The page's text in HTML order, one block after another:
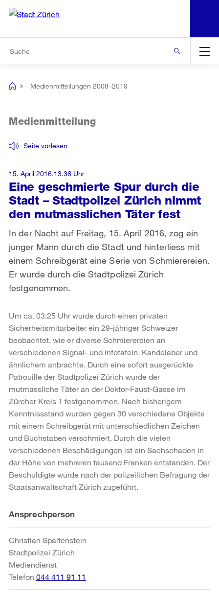
Navigation
[no
Medienmitteilungen 2008–2019
Eine geschmierte Spur durch die
Stadt – Stadtpolizei Zürich nimmt
den mutmasslichen Täter fest
Seite vorlesen
Medienmitteilung
In der Nacht auf Freitag, 15. April 2016, zog ein
junger Mann durch die Stadt und hinterliess mit
einem Schreibgerät eine Serie von Schmierereien.
Er wurde durch die Stadtpolizei Zürich
festgenommen.
15. April 2016,13.36 Uhr
Um ca. 03:25 Uhr wurde durch einen privaten
Sicherheitsmitarbeiter ein 29-jähriger Schweizer
beobachtet, wie er diverse Schmierereien an
verschiedenen Signal- und Infotafeln, Kandelaber und
ähnlichem anbrachte. Durch eine sofort ausgerückte
Patrouille der Stadtpolizei Zürich wurde der
mutmassliche Täter an der Doktor-Faust-Gasse im
Zürcher Kreis 1 festgenommen. Nach bisherigem
Kenntnissstand wurden gegen 30 verschiedene Objekte
mit einem Schreibgerät mit unterschiedlichen Zeichen
und Buchstaben verschmiert. Durch die vielen
verschiedenen Beschädigungen ist ein Sachschaden in
der Höhe von mehreren tausend Franken entstanden. Der
Beschuldigte wurde nach der polizeilichen Befragung der
Staatsanwaltschaft Zürich zugeführt.
Weitere
Informationen
Ansprechperson
Christian Spaltenstein
Stadtpolizei Zürich
Mediendienst
Telefon 044 411 91 11